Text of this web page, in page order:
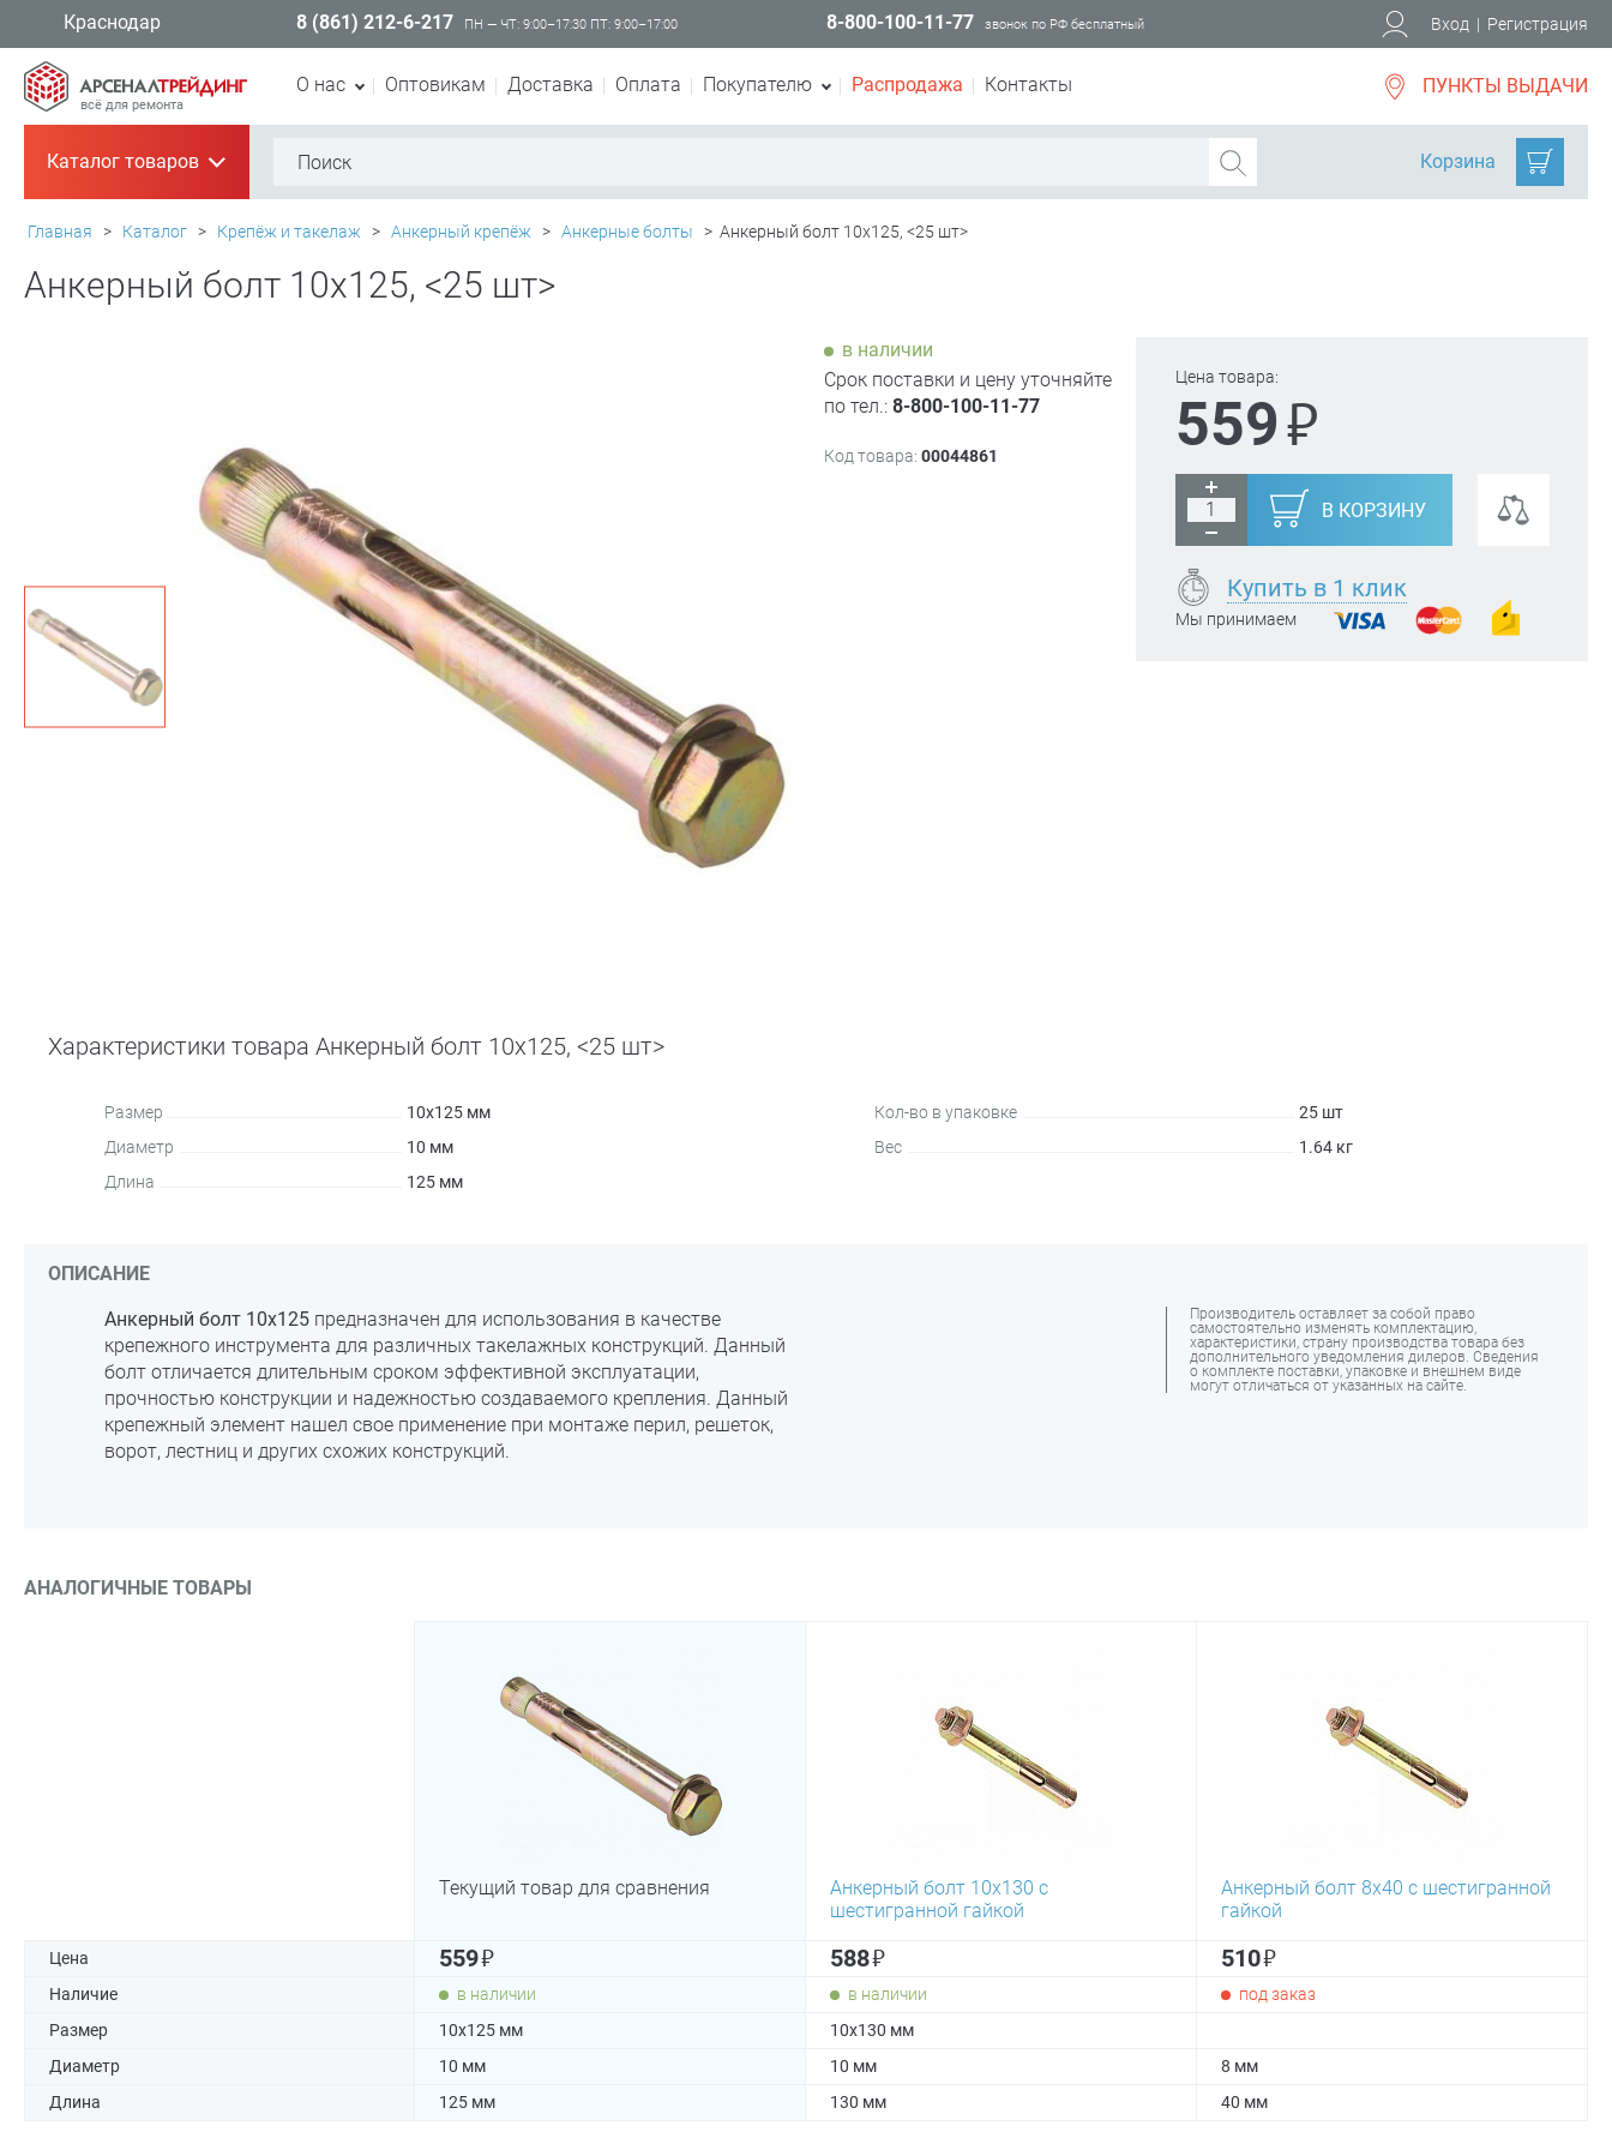
Краснодар 8 (861) 212-6-217 ПН — ЧТ: 9:00–17:30 ПТ: 9:00–17:00 8-800-100-11-77 звонок по РФ бесплатный Вход | Регистрация
всё для ремонта
О нас Оптовикам Доставка Оплата Покупателю Распродажа Контакты ПУНКТЫ ВЫДАЧИ
Каталог товаров+ Корзина
Главная > Каталог > Крепёж и такелаж > Анкерный крепёж > Анкерные болты > Анкерный болт 10х125, <25 шт>
Анкерный болт 10х125, <25 шт>
Цена товара:
559₽
В КОРЗИНУ
Купить в 1 клик
Мы принимаем
в наличии
Срок поставки и цену уточняйте
по тел.:8-800-100-11-77
Код товара: 00044861
Характеристики товара Анкерный болт 10х125, <25 шт>
Размер
10х125 мм
Диаметр
10 мм
Длина
125 мм
Кол-во в упаковке
25 шт
Вес
1.64 кг
ОПИСАНИЕ
Анкерный болт 10х125предназначен для использования в качестве
крепежного инструмента для различных такелажных конструкций. Данный
болт отличается длительным сроком эффективной эксплуатации,
прочностью конструкции и надежностью создаваемого крепления. Данный
крепежный элемент нашел свое применение при монтаже перил, решеток,
ворот, лестниц и других схожих конструкций.
Производитель оставляет за собой право
самостоятельно изменять комплектацию,
характеристики, страну производства товара без
дополнительного уведомления дилеров. Сведения
о комплекте поставки, упаковке и внешнем виде
могут отличаться от указанных на сайте.
АНАЛОГИЧНЫЕ ТОВАРЫ
Текущий товар для сравнения
Анкерный болт 10х130 с
шестигранной гайкой
Анкерный болт 8х40 с шестигранной
гайкой
Цена 559₽ 588₽ 510₽
Наличие в наличии в наличии
под заказ
Размер
10х125 мм
10х130 мм
Диаметр
10 мм 10 мм
8 мм
Длина
125 мм 130 мм 40 мм